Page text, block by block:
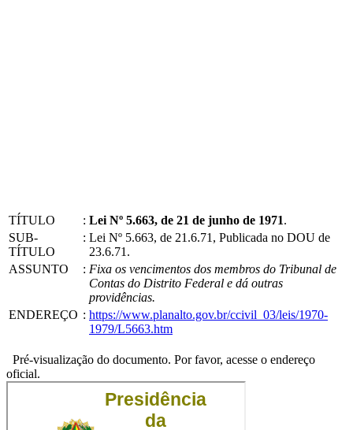
TÍTULO : Lei Nº 5.663, de 21 de junho de 1971.
SUB-
TÍTULO
: Lei Nº 5.663, de 21.6.71, Publicada no DOU de
23.6.71.
ASSUNTO
: Fixa os vencimentos dos membros do Tribunal de
Contas do Distrito Federal e dá outras
providências.
ENDEREÇO : https://www.planalto.gov.br/ccivil_03/leis/1970-
1979/L5663.htm
Pré-visualização do documento. Por favor, acesse o endereço
oficial.